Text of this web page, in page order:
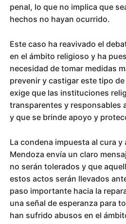
penal, lo que no implica que
hechos no hayan ocurrido.
Este caso ha reavivado el
en el ámbito religioso y ha
necesidad de tomar medidas
prevenir y castigar este tipo
exige que las instituciones
transparentes y responsables
y que se brinde apoyo y
La condena impuesta al cura
Mendoza envía un claro
no serán tolerados y que
estos actos serán llevados
paso importante hacia la
una señal de esperanza para
han sufrido abusos en el